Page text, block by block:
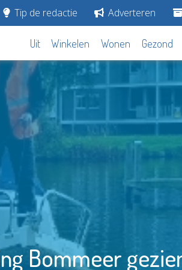
Tip de redactie Adverteren
Uit Winkelen Wonen Gezond
Bommeer